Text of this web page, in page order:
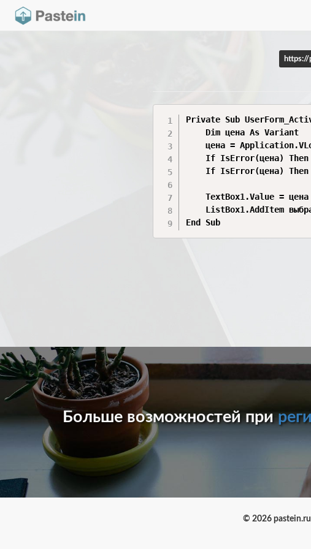
Private Sub
    Dim цена As Variant
цена =
If IsError(цена)
If IsError(цена)
    TextBox1.Value = цена
ListBox1.AddItem
End Sub
Больше возможностей при
© 2026